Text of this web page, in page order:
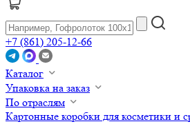
+7 (861) 205-12-66
Каталог
Упаковка на заказ
По отраслям
Картонные коробки для косметики и